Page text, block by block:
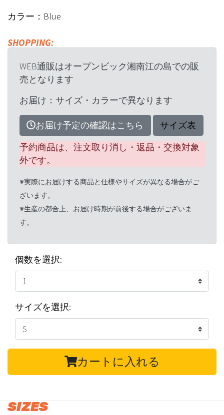
カラー：Blue
SHOPPING:
WEB通販はオープンビック湘南江の島での販
売となります
お届け：サイズ・カラーで異なります
お届け予定の確認はこちら
サイズ表
予約商品は、注文取り消し・返品・交換対象
外です。
※実際にお届けする商品と仕様やサイズが異なる場合がご
ざいます。
※生産の都合上、お届け時期が前後する場合がございま
す。
個数を選択:
サイズを選択:
カートに入れる
SIZES